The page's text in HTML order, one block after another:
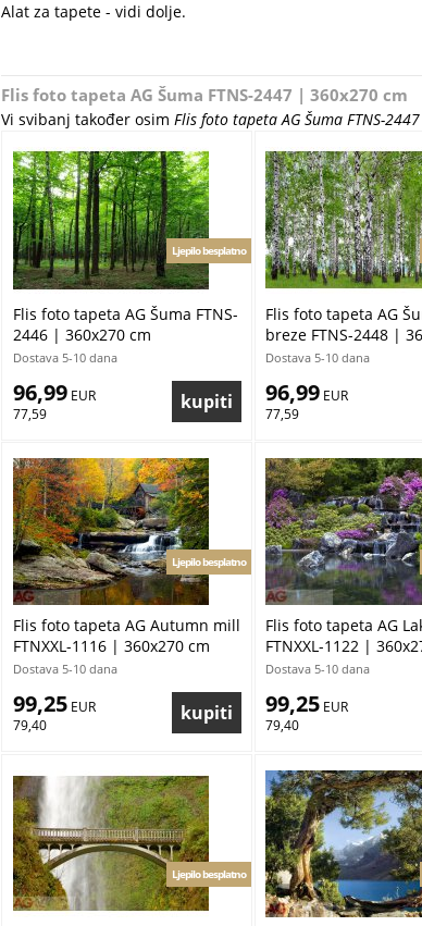
Alat za tapete - vidi dolje.
Flis foto tapeta AG Šuma FTNS-2447 | 360x270 cm
Vi svibanj također osim Flis foto tapeta AG Šuma FTNS-
Flis foto tapeta AG Šuma FTNS-
2446 | 360x270 cm
Ljepilo besplatno
Dostava 5-10 dana
96,99 EUR
77,59
Flis foto tapeta AG
breze FTNS-2448 |
Dostava 5-10 dana
96,99 EUR
77,59
Flis foto tapeta AG Autumn mill
FTNXXL-1116 | 360x270 cm
Ljepilo besplatno
Dostava 5-10 dana
99,25 EUR
79,40
Flis foto tapeta AG
FTNXXL-1122 |
Dostava 5-10 dana
99,25 EUR
79,40
Ljepilo besplatno